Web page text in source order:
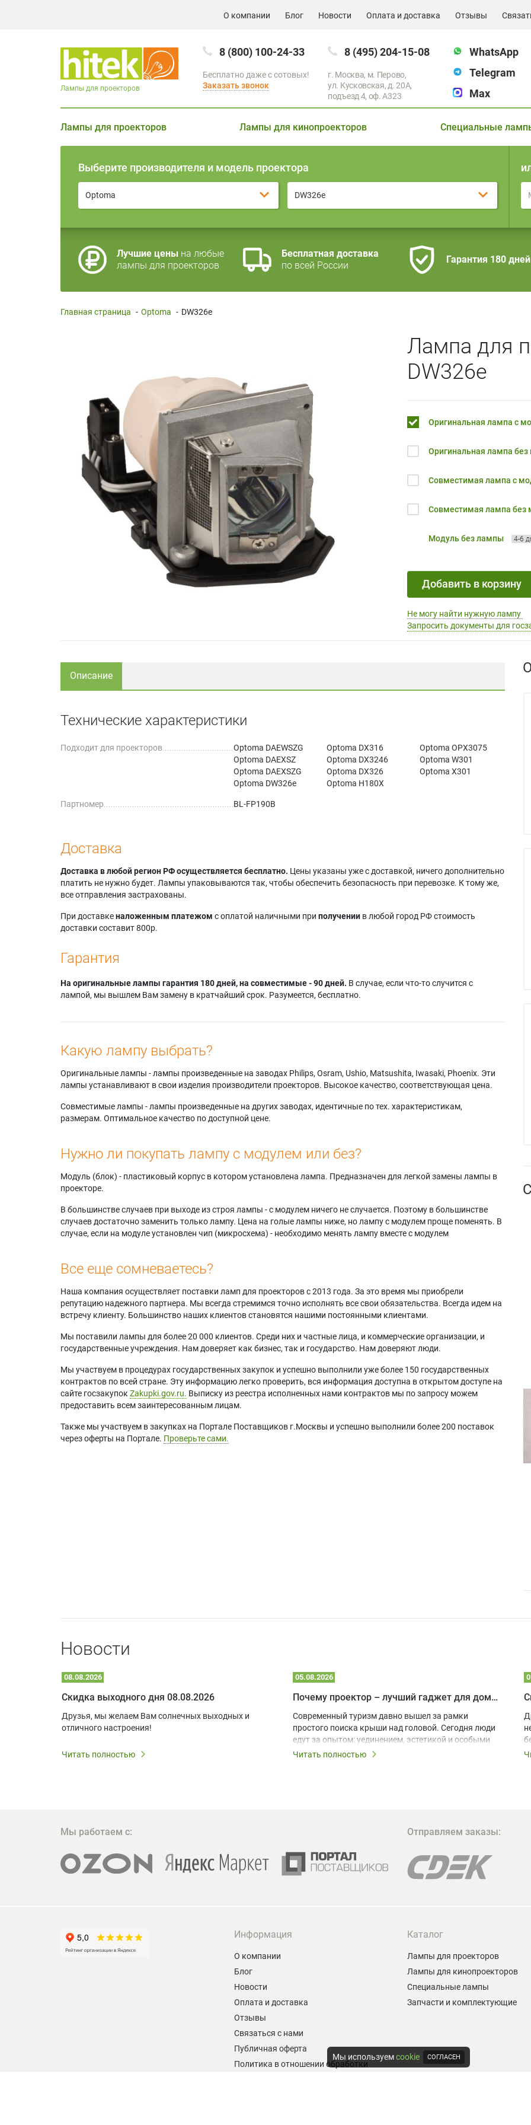
О компании Блог Новости Оплата и доставка Отзывы
8 (800) 100-24-33
Бесплатно даже с сотовых!
Заказать звонок
8 (495) 204-15-08
г. Москва, м. Перово,
ул. Кусковская, д. 20А,
подъезд 4, оф. A323
WhatsApp
Telegram
Max
Лампы для проекторов
Лампы для проекторов Лампы для кинопроекторов Специальные
Выберите производителя и модель проектора
Optoma DW326e
Лучшие цены на любые
лампы для проекторов
Бесплатная доставка
по всей России
Гарантия 180 дней
Главная страница - Optoma - DW326e
Лампа для
DW326e
Оригинальная лампа с
Оригинальная лампа без
Совместимая лампа с
Совместимая лампа без
Модуль без лампы 4-6
Добавить в корзину
Не могу найти нужную лампу
Запросить документы для
Описание
Технические характеристики
Подходит для проекторов
Optoma DAEWSZG
Optoma DAEXSZ
Optoma DAEXSZG
Optoma DW326e
Optoma DX316
Optoma DX3246
Optoma DX326
Optoma H180X
Optoma OPX3075
Optoma W301
Optoma X301
Партномер BL-FP190B
Доставка
Доставка в любой регион РФ осуществляется бесплатно. Цены указаны уже с доставкой, ничего дополнительно
платить не нужно будет. Лампы упаковываются так, чтобы обеспечить безопасность при перевозке. К тому же,
все отправления застрахованы.
При доставкеналоженным платежом с оплатой наличными при получении в любой город РФ стоимость
доставки составит 800р.
Гарантия
На оригинальные лампы гарантия 180 дней, на совместимые - 90 дней. В случае, если что-то случится с
лампой, мы вышлем Вам замену в кратчайший срок. Разумеется, бесплатно.
Какую лампу выбрать?
Оригинальные лампы - лампы произведенные на заводах Philips, Osram, Ushio, Matsushita, Iwasaki, Phoenix. Эти
лампы устанавливают в свои изделия производители проекторов. Высокое качество, соответствующая цена.
Совместимые лампы - лампы произведенные на других заводах, идентичные по тех. характеристикам,
размерам. Оптимальное качество по доступной цене.
Нужно ли покупать лампу с модулем или без?
Модуль (блок) - пластиковый корпус в котором установлена лампа. Предназначен для легкой замены лампы в
проекторе.
В большинстве случаев при выходе из строя лампы - с модулем ничего не случается. Поэтому в большинстве
случаев достаточно заменить только лампу. Цена на голые лампы ниже, но лампу с модулем проще поменять. В
случае, если на модуле установлен чип (микросхема) - необходимо менять лампу вместе с модулем
Все еще сомневаетесь?
Наша компания осуществляет поставки ламп для проекторов с 2013 года. За это время мы приобрели
репутацию надежного партнера. Мы всегда стремимся точно исполнять все свои обязательства. Всегда идем на
встречу клиенту. Большинство наших клиентов становятся нашими постоянными клиентами.
Мы поставили лампы для более 20 000 клиентов. Среди них и частные лица, и коммерческие организации, и
государственные учреждения. Нам доверяет как бизнес, так и государство. Нам доверяют люди.
Мы участвуем в процедурах государственных закупок и успешно выполнили уже более 150 государственных
контрактов по всей стране. Эту информацию легко проверить, вся информация доступна в открытом доступе на
сайте госзакупок Zakupki.gov.ru. Выписку из реестра исполненных нами контрактов мы по запросу можем
предоставить всем заинтересованным лицам.
Также мы участвуем в закупках на Портале Поставщиков г.Москвы и успешно выполнили более 200 поставок
через оферты на Портале. Проверьте сами.
Новости
08.08.2026
Скидка выходного дня 08.08.2026
Друзья, мы желаем Вам солнечных выходных и
отличного настроения!
Читать полностью
05.08.2026
Почему проектор – лучший гаджет для домика в глэмпинге
Современный туризм давно вышел за рамки
простого поиска крыши над головой. Сегодня люди
едут за опытом: уединением, эстетикой и особыми
ощущениями. Владельцы A-frame домов,
эффективных и бюджетных способов стать
проектора.
Читать полностью
Мы работаем с: Отправляем заказы:
Информация
О компании
Блог
Новости
Оплата и доставка
Отзывы
Связаться с нами
Публичная оферта
Политика в отношении обработки
Каталог
Лампы для проекторов
Лампы для кинопроекторов
Специальные лампы
Запчасти и комплектующие
Мы используемcookie СОГЛАСЕН